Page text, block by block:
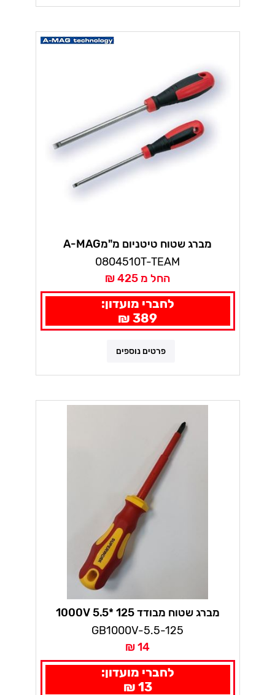
מברג שטוח טיטניום מ"מA-MAG
0804510T-TEAM
החל מ 425 ₪
לחברי מועדון:
389 ₪
פרטים נוספים
מברג שטוח מבודד 125 *5.5 1000V
GB1000V-5.5-125
14 ₪
לחברי מועדון:
13 ₪